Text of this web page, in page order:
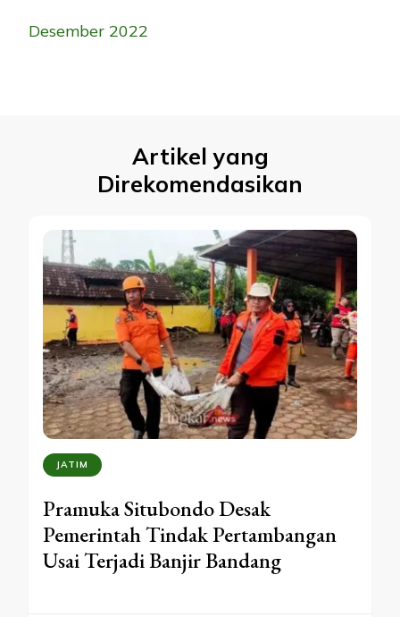
Desember 2022
Artikel yang
Direkomendasikan
JATIM
Pramuka Situbondo Desak
Pemerintah Tindak Pertambangan
Usai Terjadi Banjir Bandang